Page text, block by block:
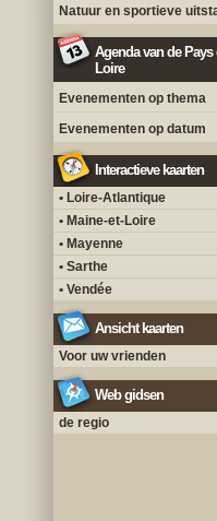
Natuur en sportieve
Agenda van de Pays
Loire
Evenementen op thema
Evenementen op datum
Interactieve kaarten
• Loire-Atlantique
• Maine-et-Loire
• Mayenne
• Sarthe
• Vendée
Ansicht kaarten
Voor uw vrienden
Web gidsen
de regio